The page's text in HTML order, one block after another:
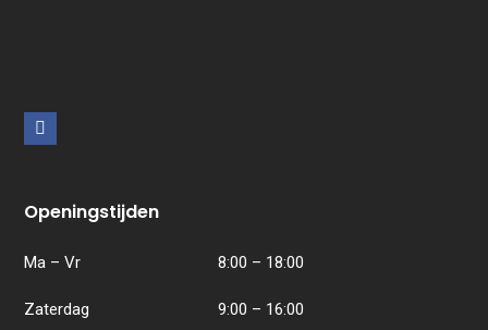
e
o
Openingstijden
Ma – Vr 8:00 – 18:00
Zaterdag 9:00 – 16:00